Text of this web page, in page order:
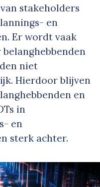
stakeholders
en
Er wordt vaak
niet
Hierdoor blijven
en
in
en
sterk achter.